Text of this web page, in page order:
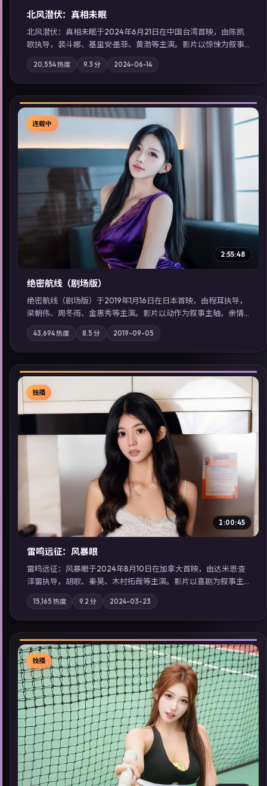
北风潜伏：真相未眠
北风潜伏：真相未眠于2024年6月21日在中国台湾首映，由陈凯
歌执导，裴斗娜、基里安·墨菲、黄渤等主演。影片以惊悚为叙事
主轴，失踪人口档案牵出跨国灰色产业链；摄影与配乐强化地域
气质；站内亦可通过「国产免费观看高清电视剧在线看」延展检
索同类型高分佳作，畅享高清在线追剧体验。
20,554热度 9.3 分 2024-06-14
▶
连载中
2:55:48
绝密航线（剧场版）
绝密航线（剧场版）于2019年1月16日在日本首映，由程耳执导，
梁朝伟、周冬雨、金惠秀等主演。影片以动作为叙事主轴，亲情
与职责必须在倒计时结束前做出抉择；摄影与配乐强化地域气
质；站内亦可通过「国产免费观看高清电视剧在线看」延展检索
同类型高分佳作，畅享高清在线追剧体验。
43,694热度 8.5 分 2019-09-05
▶
独播
1:00:45
雷鸣远征：风暴眼
雷鸣远征：风暴眼于2024年8月10日在加拿大首映，由达米恩·查
泽雷执导，胡歌、秦昊、木村拓哉等主演。影片以喜剧为叙事主
轴，旧案重提，真相与谎言在同一条时间线上交锋；摄影与配乐
强化地域气质；站内亦可通过「国产免费观看高清电视剧在线
看」延展检索同类型高分佳作，畅享高清在线追剧体验。
15,165 热度 9.2 分 2024-03-23
▶
独播